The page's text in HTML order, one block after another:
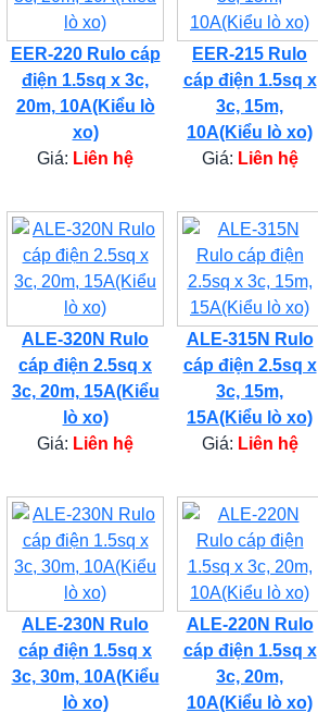
EER-220 Rulo cáp
điện 1.5sq x 3c,
20m, 10A(Kiểu lò
xo)
Giá: Liên hệ
EER-215 Rulo
cáp điện 1.5sq x
3c, 15m,
10A(Kiểu lò xo)
Giá: Liên hệ
ALE-320N Rulo
cáp điện 2.5sq x
3c, 20m, 15A(Kiểu
lò xo)
Giá: Liên hệ
ALE-315N Rulo
cáp điện 2.5sq x
3c, 15m,
15A(Kiểu lò xo)
Giá: Liên hệ
ALE-230N Rulo
cáp điện 1.5sq x
3c, 30m, 10A(Kiểu
lò xo)
ALE-220N Rulo
cáp điện 1.5sq x
3c, 20m,
10A(Kiểu lò xo)